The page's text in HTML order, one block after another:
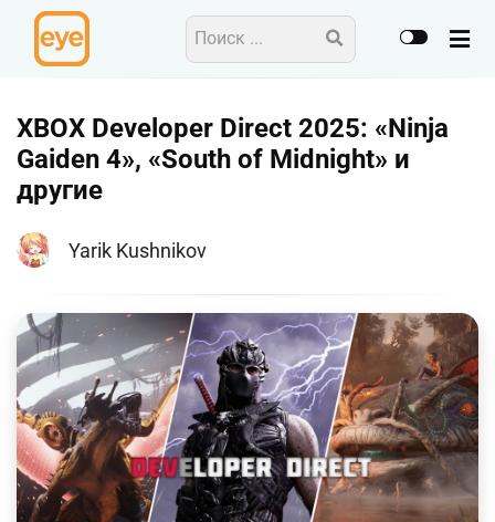
XBOX Developer Direct 2025: «Ninja
Gaiden 4», «South of Midnight» и
другие
Yarik Kushnikov